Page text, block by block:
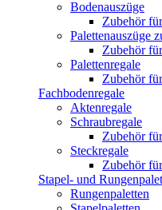
Bodenauszüge
Zubehör
Palettenauszüge
Zubehör
Palettenregale
Zubehör
Fachbodenregale
Aktenregale
Schraubregale
Zubehör
Steckregale
Zubehör
Stapel- und
Rungenpaletten